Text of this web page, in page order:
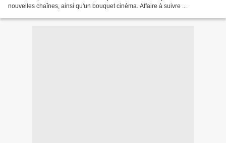
nouvelles chaînes, ainsi qu'un bouquet cinéma. Affaire à suivre ...